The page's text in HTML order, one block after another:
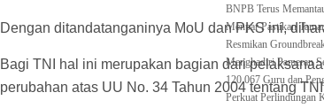
BNPB Terus
Menpar Pastikan
Resmikan
Menghadiri Pameran
120.067 Guru dan
Perkuat Perlindungan
Dengan ditandatanganinya MoU dan PKS ini,
Bagi TNI hal ini merupakan bagian dari
perubahan atas UU No. 34 Tahun 2004 tentang